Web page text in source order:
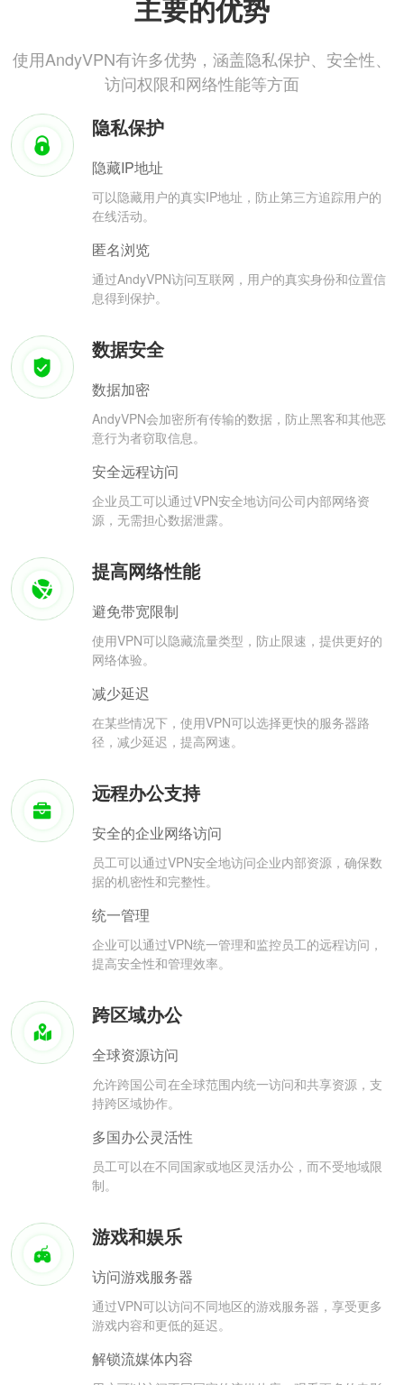
主要的优势
使用AndyVPN有许多优势，涵盖隐私保护、安全性、
访问权限和网络性能等方面
隐私保护
隐藏IP地址
可以隐藏用户的真实IP地址，防止第三方追踪用户的
在线活动。
匿名浏览
通过AndyVPN访问互联网，用户的真实身份和位置信
息得到保护。
数据安全
数据加密
AndyVPN会加密所有传输的数据，防止黑客和其他恶
意行为者窃取信息。
安全远程访问
企业员工可以通过VPN安全地访问公司内部网络资
源，无需担心数据泄露。
提高网络性能
避免带宽限制
使用VPN可以隐藏流量类型，防止限速，提供更好的
网络体验。
减少延迟
在某些情况下，使用VPN可以选择更快的服务器路
径，减少延迟，提高网速。
远程办公支持
安全的企业网络访问
员工可以通过VPN安全地访问企业内部资源，确保数
据的机密性和完整性。
统一管理
企业可以通过VPN统一管理和监控员工的远程访问，
提高安全性和管理效率。
跨区域办公
全球资源访问
允许跨国公司在全球范围内统一访问和共享资源，支
持跨区域协作。
多国办公灵活性
员工可以在不同国家或地区灵活办公，而不受地域限
制。
游戏和娱乐
访问游戏服务器
通过VPN可以访问不同地区的游戏服务器，享受更多
游戏内容和更低的延迟。
解锁流媒体内容